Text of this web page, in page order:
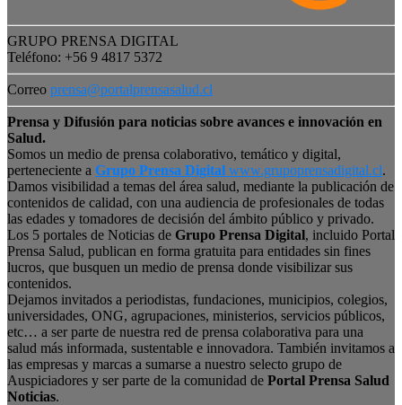
GRUPO PRENSA DIGITAL
Teléfono: +56 9 4817 5372
Correo prensa@portalprensasalud.cl
Prensa y Difusión para noticias sobre avances e innovación en
Salud.
Somos un medio de prensa colaborativo, temático y digital,
perteneciente a Grupo Prensa Digital www.grupoprensadigital.cl.
Damos visibilidad a temas del área salud, mediante la publicación de
contenidos de calidad, con una audiencia de profesionales de todas
las edades y tomadores de decisión del ámbito público y privado.
Los 5 portales de Noticias de Grupo Prensa Digital, incluido Portal
Prensa Salud, publican en forma gratuita para entidades sin fines
lucros, que busquen un medio de prensa donde visibilizar sus
contenidos.
Dejamos invitados a periodistas, fundaciones, municipios, colegios,
universidades, ONG, agrupaciones, ministerios, servicios públicos,
etc… a ser parte de nuestra red de prensa colaborativa para una
salud más informada, sustentable e innovadora. También invitamos a
las empresas y marcas a sumarse a nuestro selecto grupo de
Auspiciadores y ser parte de la comunidad de Portal Prensa Salud
Noticias.